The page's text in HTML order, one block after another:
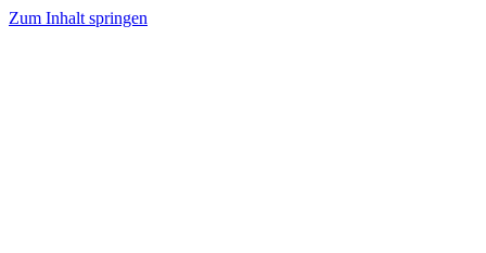
Zum Inhalt springen